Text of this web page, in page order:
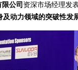
公司 资深市场经理发
及动力领域的突破性发